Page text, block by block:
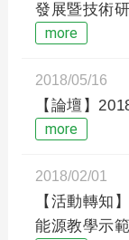
發展暨技術
more
2018/05/16
【論壇】
more
2018/02/01
【活動轉知
能源教學示